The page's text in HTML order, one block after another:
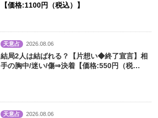
【価格:1100円（税込）】
天意占 2026.08.06
結局2人は結ばれる？【片想い◆終了宣言】相
手の胸中/迷い/傷⇒決着【価格:550円（税
天意占 2026.08.06